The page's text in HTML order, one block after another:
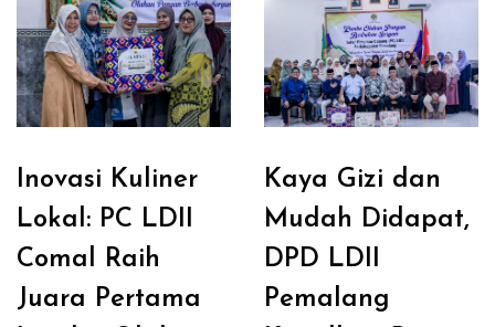
Inovasi Kuliner
Lokal: PC LDII
Comal Raih
Juara Pertama
Kaya Gizi dan
Mudah Didapat,
DPD LDII
Pemalang